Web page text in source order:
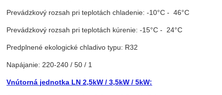
Prevádzkový rozsah pri teplotách chladenie: -10°C - 46°C
Prevádzkový rozsah pri teplotách kúrenie: -15°C - 24°C
Predplnené ekologické chladivo typu: R32
Napájanie: 220-240 / 50 / 1
Vnútorná jednotka LN 2,5kW / 3,5kW / 5kW: